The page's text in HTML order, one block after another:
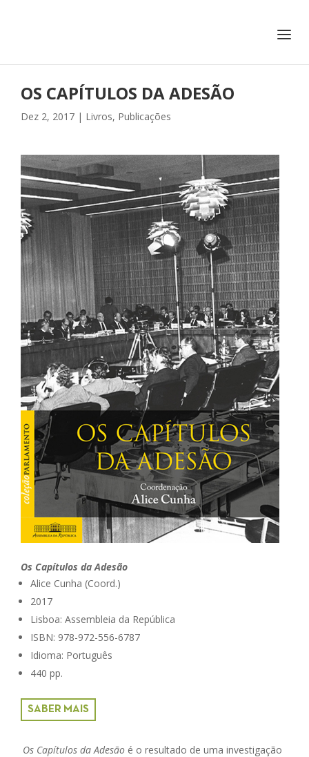
OS CAPÍTULOS DA ADESÃO
Dez 2, 2017 | Livros, Publicações
Os Capítulos da Adesão
Alice Cunha (Coord.)
2017
Lisboa: Assembleia da República
ISBN: 978-972-556-6787
Idioma: Português
440 pp.
SABER MAIS
Os Capítulos da Adesão é o resultado de uma investigação